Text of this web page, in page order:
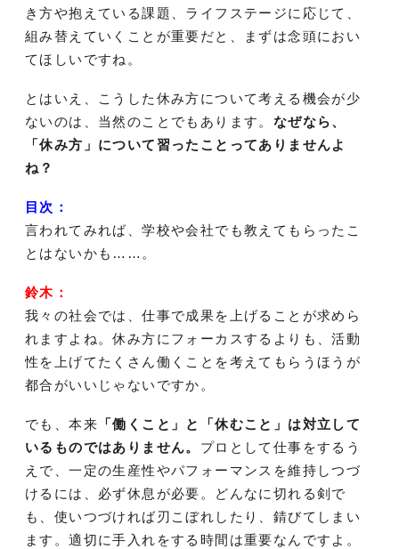
き方や抱えている課題、ライフステージに応じて、
組み替えていくことが重要だと、まずは念頭におい
てほしいですね。
とはいえ、こうした休み方について考える機会が少
ないのは、当然のことでもあります。 なぜなら、
「休み方」について習ったことってありませんよ
ね？
目次：
言われてみれば、学校や会社でも教えてもらったこ
とはないかも……。
鈴木：
我々の社会では、仕事で成果を上げることが求めら
れますよね。休み方にフォーカスするよりも、活動
性を上げてたくさん働くことを考えてもらうほうが
都合がいいじゃないですか。
でも、本来 「働くこと」と「休むこと」は対立して
いるものではありません。 プロとして仕事をするう
えで、一定の生産性やパフォーマンスを維持しつづ
けるには、必ず休息が必要。どんなに切れる剣で
も、使いつづければ刃こぼれしたり、錆びてしまい
ます。適切に手入れをする時間は重要なんですよ。